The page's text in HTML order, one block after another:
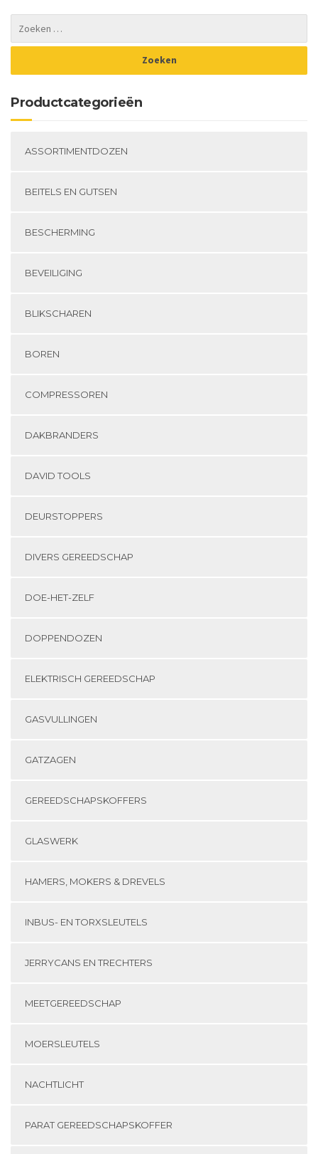
Productcategorieën
ASSORTIMENTDOZEN
BEITELS EN GUTSEN
BESCHERMING
BEVEILIGING
BLIKSCHAREN
BOREN
COMPRESSOREN
DAKBRANDERS
DAVID TOOLS
DEURSTOPPERS
DIVERS GEREEDSCHAP
DOE-HET-ZELF
DOPPENDOZEN
ELEKTRISCH GEREEDSCHAP
GASVULLINGEN
GATZAGEN
GEREEDSCHAPSKOFFERS
GLASWERK
HAMERS, MOKERS & DREVELS
INBUS- EN TORXSLEUTELS
JERRYCANS EN TRECHTERS
MEETGEREEDSCHAP
MOERSLEUTELS
NACHTLICHT
PARAT GEREEDSCHAPSKOFFER